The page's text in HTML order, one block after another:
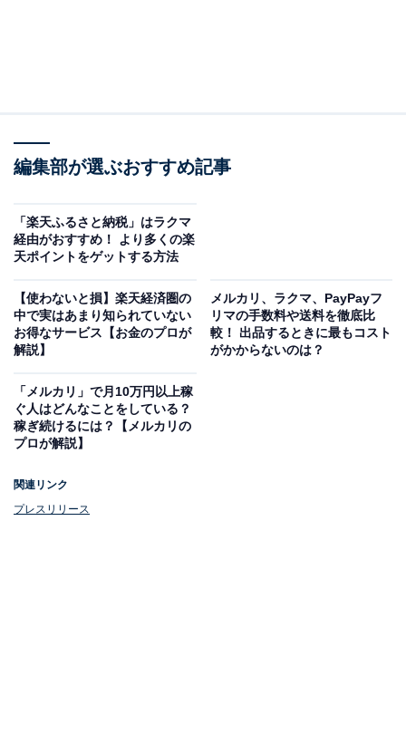
と商品説明などで商品の判断をするので、購入前に、実
際に手に取って見ることはできません。さらに、最近の
るのは困難です。
品を買ってしまったりすることも。この問題を解決する
ため、楽天ラクマがKOMEHYOと連携を始めました。
KOMEHYOが楽天ラクマに対し、KOMEHYOの持つ目利
供し、「ラクマ鑑定サービス」を開始したのです。
編集部が選ぶおすすめ記事
「楽天ふるさと納税」はラクマ
経由がおすすめ！ より多くの楽
天ポイントをゲットする方法
【使わないと損】楽天経済圏の
中で実はあまり知られていない
お得なサービス【お金のプロが
解説】
メルカリ、ラクマ、PayPayフ
リマの手数料や送料を徹底比
較！ 出品するときに最もコスト
がかからないのは？
「メルカリ」で月10万円以上稼
ぐ人はどんなことをしている？
稼ぎ続けるには？【メルカリの
プロが解説】
関連リンク
プレスリリース